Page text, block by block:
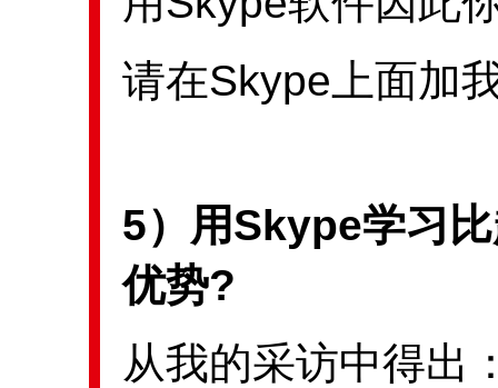
请在Skype上面加
5）用Skype学习
优势?
从我的采访中得出